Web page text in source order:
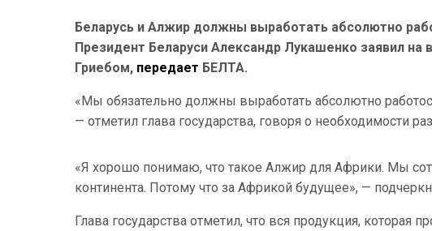
Беларусь и Алжир должны выработать абсолютно
Президент Беларуси Александр Лукашенко заявил
Гриебом, передает БЕЛТА.
«Мы обязательно должны выработать абсолютно
— отметил глава государства, говоря о необходимости
«Я хорошо понимаю, что такое Алжир для Африки. Мы
континента. Потому что за Африкой будущее», —
Глава государства отметил, что вся продукция, которая